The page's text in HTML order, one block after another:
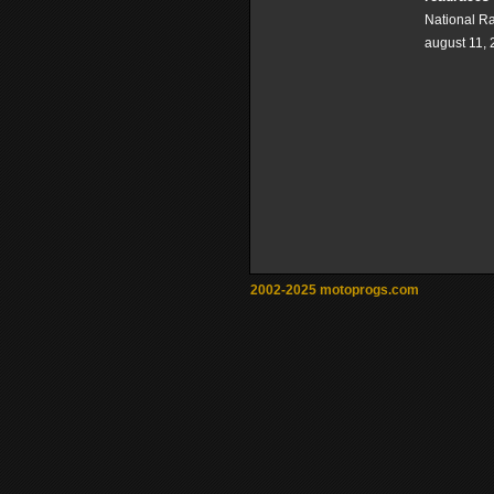
National
august 11,
2002-2025 motoprogs.com